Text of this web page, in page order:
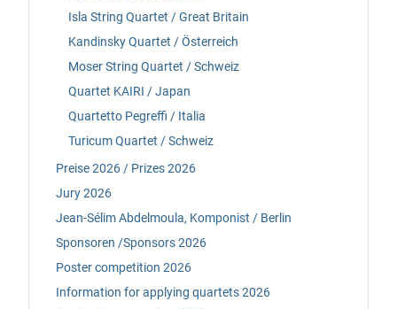
Isla String Quartet / Great Britain
Kandinsky Quartet / Österreich
Moser String Quartet / Schweiz
Quartet KAIRI / Japan
Quartetto Pegreffi / Italia
Turicum Quartet / Schweiz
Preise 2026 / Prizes 2026
Jury 2026
Jean-Sélim Abdelmoula, Komponist / Berlin
Sponsoren /Sponsors 2026
Poster competition 2026
Information for applying quartets 2026